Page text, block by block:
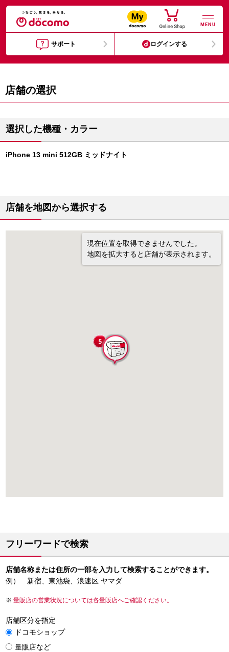
MENU
サポート ログインする
店舗の選択
選択した機種・カラー
iPhone 13 mini 512GB ミッドナイト
店舗を地図から選択する
現在位置を取得できませんでした。
地図を拡大すると店舗が表示されます。
フリーワードで検索
店舗名称または住所の一部を入力して検索することができます。
例） 新宿、東池袋、浪速区 ヤマダ
量販店の営業状況については各量販店へご確認ください。
店舗区分を指定
ドコモショップ
量販店など